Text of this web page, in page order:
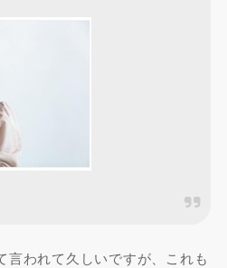
言われて久しいですが、これも